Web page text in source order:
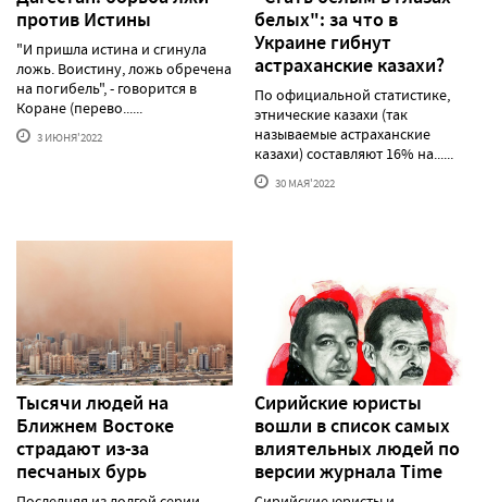
против Истины
"И пришла истина и сгинула
ложь. Воистину, ложь обречена
на погибель", - говорится в
Коране (перево......
3 ИЮНЯ'2022
белых": за что в
Украине гибнут
астраханские казахи?
По официальной статистике,
этнические казахи (так
называемые астраханские
казахи) составляют 16% на......
30 МАЯ'2022
Тысячи людей на
Ближнем Востоке
страдают из-за
песчаных бурь
Сирийские юристы
вошли в список самых
влиятельных людей по
версии журнала Time